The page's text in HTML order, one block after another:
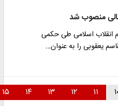
منصوب شد
اسلامی طی حکمی
یعقوبی را به‌ عنوان…
۱۲ ۱۳ ۱۴ ۱۵